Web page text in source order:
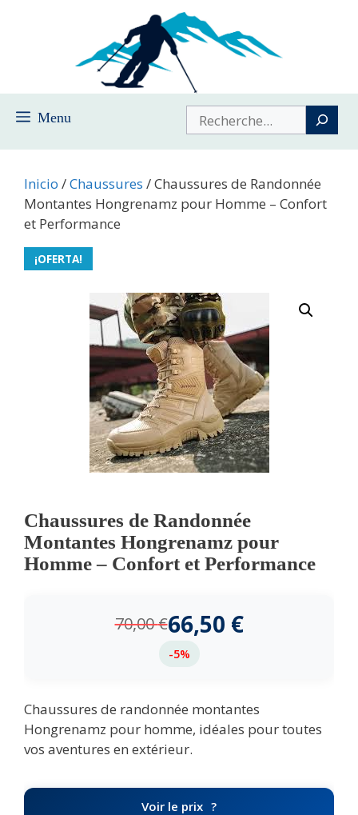
Menu Buscar
Inicio /Chaussures / Chaussures de Randonnée
Montantes Hongrenamz pour Homme – Confort
et Performance
¡OFERTA!
Chaussures de Randonnée
Montantes Hongrenamz pour
Homme – Confort et Performance
70,00€66,50 €
-5%
Chaussures de randonnée montantes
Hongrenamz pour homme, idéales pour toutes
vos aventures en extérieur.
Voir le prix